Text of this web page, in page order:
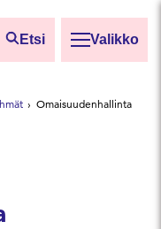
Etsi Valikko
Omaisuudenhallinta